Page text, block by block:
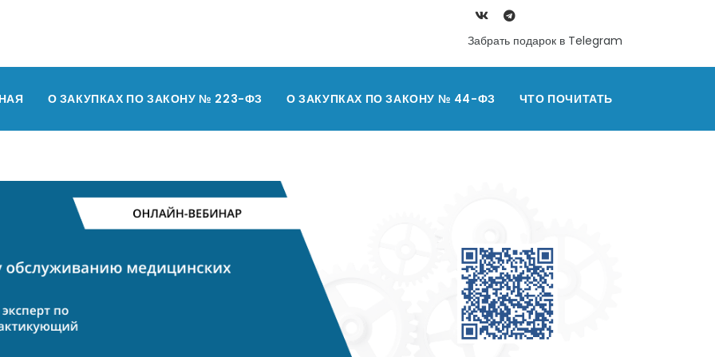
Забрать подарок в Telegram
О ЗАКУПКАХ ПО ЗАКОНУ № 223-ФЗ О ЗАКУПКАХ ПО ЗАКОНУ № 44-ФЗ ЧТО ПОЧИТАТЬ